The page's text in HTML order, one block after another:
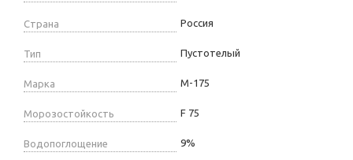
Страна Россия
Тип Пустотелый
Марка М-175
Морозостойкость F 75
Водопоглощение 9%